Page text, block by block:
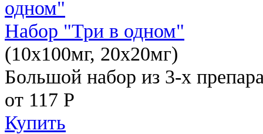
Набор "Три в одном"
(10x100мг, 20x20мг)
Большой набор из 3-х
от 117 Р
Купить